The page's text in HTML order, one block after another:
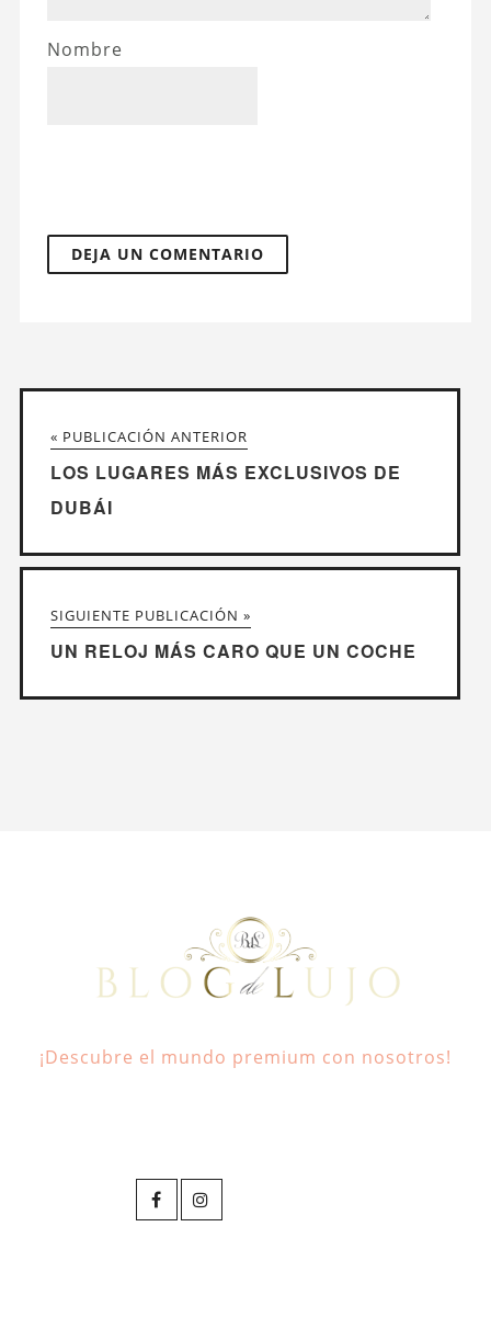
Nombre
« PUBLICACIÓN ANTERIOR
LOS LUGARES MÁS EXCLUSIVOS DE
DUBÁI
SIGUIENTE PUBLICACIÓN »
UN RELOJ MÁS CARO QUE UN COCHE
¡Descubre el mundo premium con nosotros!